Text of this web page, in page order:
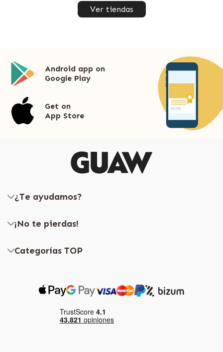
Ver tiendas
Android app on
Google Play
Get on
App Store
¿Te ayudamos?
¡No te pierdas!
Categorías TOP